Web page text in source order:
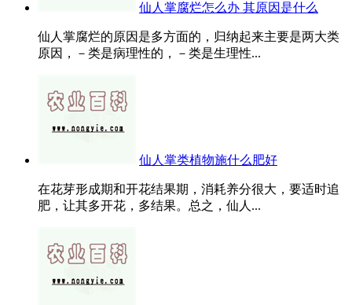
仙人掌腐烂怎么办 其原因是什么
仙人掌腐烂的原因是多方面的，归纳起来主要是两大类
原因，－类是病理性的，－类是生理性...
仙人掌类植物施什么肥好
在花芽形成期和开花结果期，消耗养分很大，要适时追
肥，让其多开花，多结果。总之，仙人...